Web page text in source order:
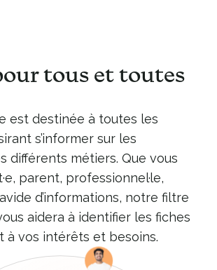
tous et toutes
est destinée à toutes les
s’informer sur les
différents métiers. Que vous
parent, professionnel·le,
d’informations, notre filtre
aidera à identifier les fiches
à vos intérêts et besoins.